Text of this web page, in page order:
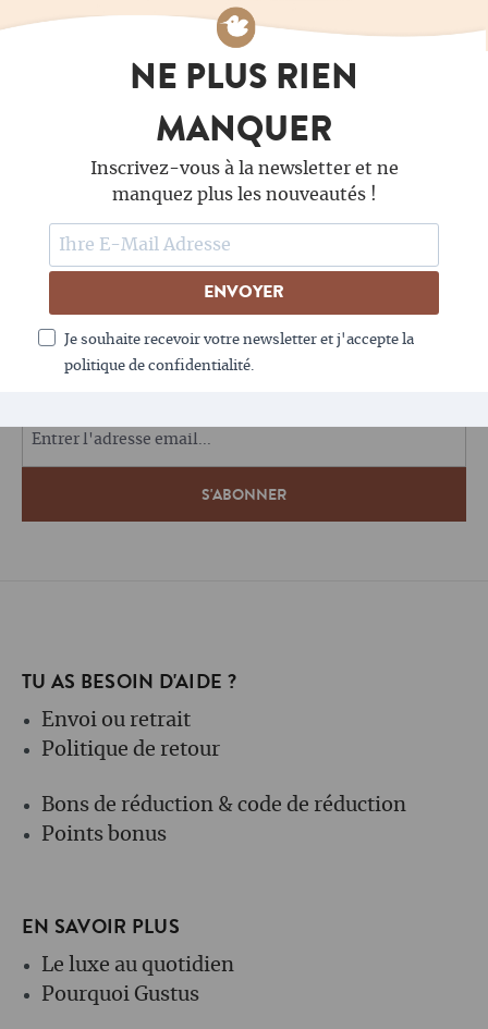
NE PLUS RIEN
MANQUER
Inscrivez-vous à la newsletter et ne
manquez plus les nouveautés !
ENVOYER
Je souhaite recevoir votre newsletter et j'accepte la
politique de confidentialité.
SUIS-NOUS
LE CAFÉ AIME LA NEWSLETTER - TOI AUSSI ?
TU AS BESOIN D'AIDE ?
Envoi ou retrait
Politique de retour
Bons de réduction & code de réduction
Points bonus
EN SAVOIR PLUS
Le luxe au quotidien
Pourquoi Gustus